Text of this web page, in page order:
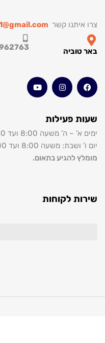
קשרgevazin1@gmail.com
0522962763
פעילות
ה’ משעה 8:00 ועד 18:00
משעה 8:00 ועד 16:00
להגיע בתאום.
לקוחות